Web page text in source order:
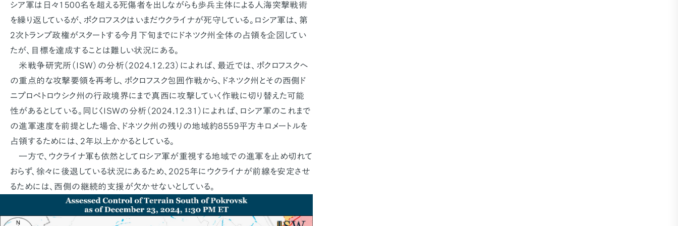
シア軍は日々1500名を超える死傷者を出しながらも歩兵主体による人海突撃戦術
を繰り返しているが、ポクロフスクはいまだウクライナが死守している。ロシア軍は、第
2次トランプ政権がスタートする今月下旬までにドネツク州全体の占領を企図してい
たが、目標を達成することは難しい状況にある。
米戦争研究所（ISW）の分析（2024.12.23）によれば、最近では、ポクロフスクへ
の重点的な攻撃要領を再考し、ポクロフスク包囲作戦から、ドネツク州とその西側ド
ニプロペトロウシク州の行政境界にまで真西に攻撃していく作戦に切り替えた可能
性があるとしている。同じくISWの分析（2024.12.31）によれば、ロシア軍のこれまで
の進軍速度を前提とした場合、ドネツク州の残りの地域約8559平方キロメートルを
占領するためには、2年以上かかるとしている。
一方で、ウクライナ軍も依然としてロシア軍が重視する地域での進軍を止め切れて
おらず、徐々に後退している状況にあるため、2025年にウクライナが前線を安定させ
るためには、西側の継続的支援が欠かせないとしている。